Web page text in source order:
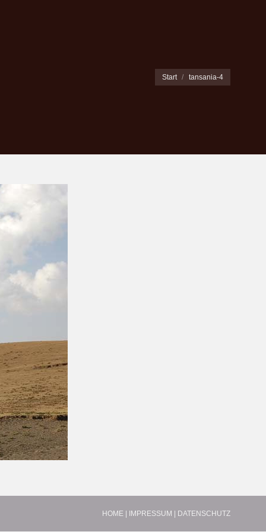
Sie befinden sich hier:
Start tansania-4
HOME | IMPRESSUM | DATENSCHUTZ